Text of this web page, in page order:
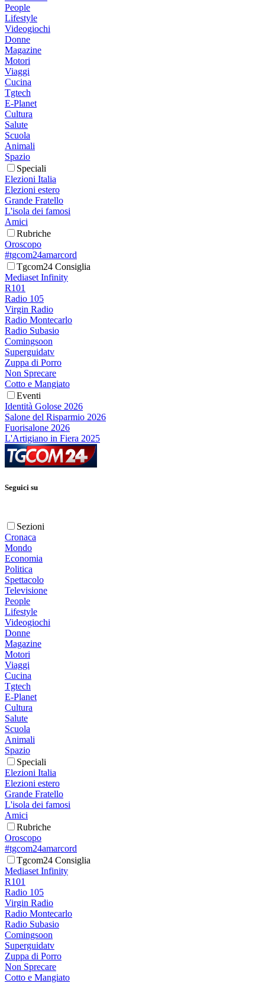
People
Lifestyle
Videogiochi
Donne
Magazine
Motori
Viaggi
Cucina
Tgtech
E-Planet
Cultura
Salute
Scuola
Animali
Spazio
Speciali
Elezioni Italia
Elezioni estero
Grande Fratello
L'isola dei famosi
Amici
Rubriche
Oroscopo
#tgcom24amarcord
Tgcom24 Consiglia
Mediaset Infinity
R101
Radio 105
Virgin Radio
Radio Montecarlo
Radio Subasio
Comingsoon
Superguidatv
Zuppa di Porro
Non Sprecare
Cotto e Mangiato
Eventi
Identità Golose 2026
Salone del Risparmio 2026
Fuorisalone 2026
L'Artigiano in Fiera 2025
Seguici su
Sezioni
Cronaca
Mondo
Economia
Politica
Spettacolo
Televisione
People
Lifestyle
Videogiochi
Donne
Magazine
Motori
Viaggi
Cucina
Tgtech
E-Planet
Cultura
Salute
Scuola
Animali
Spazio
Speciali
Elezioni Italia
Elezioni estero
Grande Fratello
L'isola dei famosi
Amici
Rubriche
Oroscopo
#tgcom24amarcord
Tgcom24 Consiglia
Mediaset Infinity
R101
Radio 105
Virgin Radio
Radio Montecarlo
Radio Subasio
Comingsoon
Superguidatv
Zuppa di Porro
Non Sprecare
Cotto e Mangiato